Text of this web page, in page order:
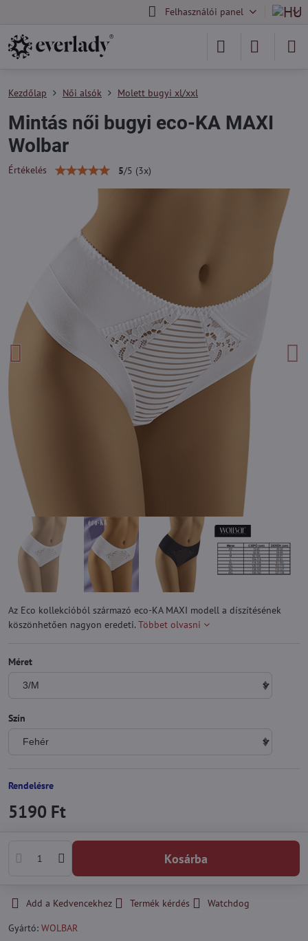
Felhasználói panel
Kezdőlap Női alsók Molett bugyi xl/xxl
Mintás női bugyi eco-KA MAXI
Wolbar
Értékelés 5/5 (3x)
Az Eco kollekcióból származó eco-KA MAXI modell a díszítésének
köszönhetően nagyon eredeti. Többet olvasni
Méret
Szín
Rendelésre
5190 Ft
Kosárba
Add a Kedvencekhez Termék kérdés
Watchdog
Gyártó: WOLBAR